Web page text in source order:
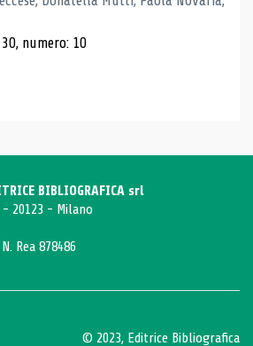
numero: 10
BIBLIOGRAFICA srl
- 20123 - Milano
Rea 878486
© 2023, Editrice Bibliografica